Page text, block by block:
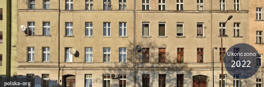
polska-org
Ukończono:
2022